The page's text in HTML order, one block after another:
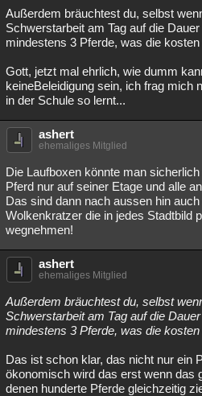
Außerdem bräuchtest du, selbst
Schwerstarbeit am Tag auf die
mindestens 3 Pferde, was die
Gott, jetzt mal ehrlich, wie dumm
keineBeleidigung sein, ich frag mich
in der Schule so lernt...
ashert
ehemaliges Mitglied
Die Laufboxen könnte man
Pferd nur auf seiner Etage und alle
Das sind dann nach aussen hin
Wolkenkratzer die in jedes Stadtbild
wegnehmen!
ashert
ehemaliges Mitglied
Außerdem bräuchtest du, selbst
Schwerstarbeit am Tag auf die
mindestens 3 Pferde, was die
Das ist schon klar, das nicht nur ein
ökonomisch wird das erst wenn das
denen hunderte Pferde gleichzeitig